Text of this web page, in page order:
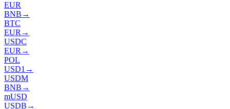
EUR
BNB →
BTC
EUR →
USDC
EUR →
POL
USD1 →
USDM
BNB →
mUSD
USDB →